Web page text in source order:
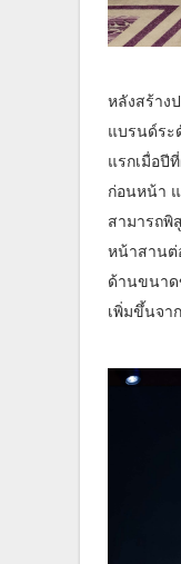
หลังสร้าง
แบรนด์ระ
แรกเมื่อปี
ก่อนหน้า
สามารถพิ
หน้าสานต่
ด้านขนาด
เพิ่มขึ้นจา